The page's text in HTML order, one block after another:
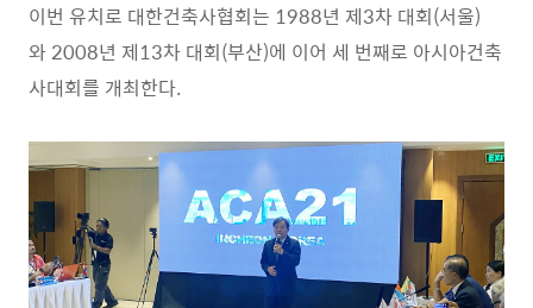
이번 유치로 대한건축사협회는 1988년 제3차 대회(서울)
와 2008년 제13차 대회(부산)에 이어 세 번째로 아시아건축
사대회를 개최한다.